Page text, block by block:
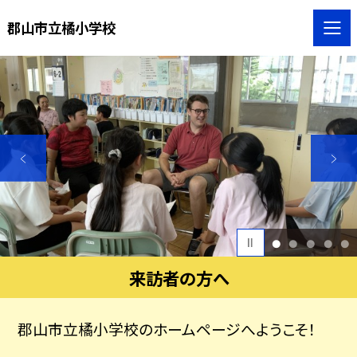
郡山市立橘小学校
1 2 3 4 5
来訪者の方へ
郡山市立橘小学校のホームページへようこそ！